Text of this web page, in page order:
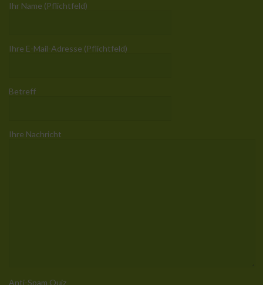
Ihr Name (Pflichtfeld)
Ihre E-Mail-Adresse (Pflichtfeld)
Betreff
Ihre Nachricht
Anti-Spam Quiz